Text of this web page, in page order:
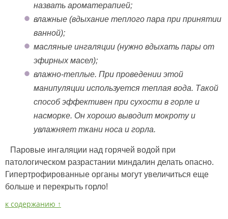
назвать ароматерапией;
влажные (вдыхание теплого пара при принятии
ванной);
масляные ингаляции (нужно вдыхать пары от
эфирных масел);
влажно-теплые. При проведении этой
манипуляции используется теплая вода. Такой
способ эффективен при сухости в горле и
насморке. Он хорошо выводит мокроту и
увлажняет ткани носа и горла.
Паровые ингаляции над горячей водой при
патологическом разрастании миндалин делать опасно.
Гипертрофированные органы могут увеличиться еще
больше и перекрыть горло!
к содержанию ↑